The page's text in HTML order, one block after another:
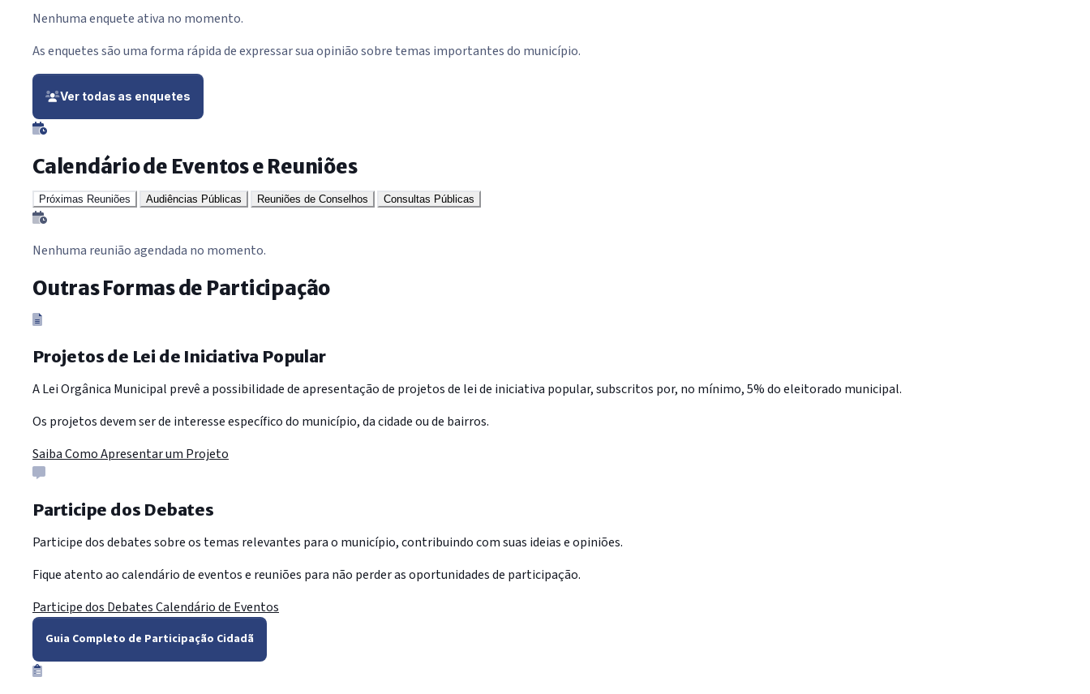
Nenhuma enquete ativa no momento.
As enquetes são uma forma rápida de expressar sua opinião sobre temas importantes do município.
Ver todas as enquetes
Calendário de Eventos e Reuniões
Próximas Reuniões Audiências Públicas Reuniões de Conselhos Consultas Públicas
Nenhuma reunião agendada no momento.
Outras Formas de Participação
Projetos de Lei de Iniciativa Popular
A Lei Orgânica Municipal prevê a possibilidade de apresentação de projetos de lei de iniciativa popular, subscritos por, no mínimo, 5% do eleitorado municipal.
Os projetos devem ser de interesse específico do município, da cidade ou de bairros.
Saiba Como Apresentar um Projeto
Participe dos Debates
Participe dos debates sobre os temas relevantes para o município, contribuindo com suas ideias e opiniões.
Fique atento ao calendário de eventos e reuniões para não perder as oportunidades de participação.
Participe dos DebatesCalendário de Eventos
Guia Completo de Participação Cidadã